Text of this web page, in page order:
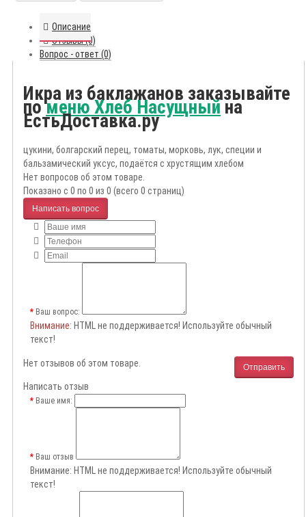
Описание
Отзывы (0)
Вопрос - ответ (0)
Икра из баклажанов заказывайте
поменю Хлеб Насущныйна
ЕстьДоставка.ру
цукини, болгарский перец, томаты, морковь, лук, специи и
бальзамический уксус, подаётся с хрустящим хлебом
Нет вопросов об этом товаре.
Показано с 0 по 0 из 0 (всего 0 страниц)
Написать вопрос
Ваш вопрос:
Внимание: HTML не поддерживается! Используйте обычный
текст!
Отправить
Нет отзывов об этом товаре.
Написать отзыв
Ваше имя:
Ваш отзыв
Внимание: HTML не поддерживается! Используйте обычный
текст!